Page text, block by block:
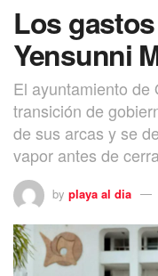
Los
Yensunni
El ayuntamiento de
transición de
de sus arcas y se
vapor antes de
by playa al dia